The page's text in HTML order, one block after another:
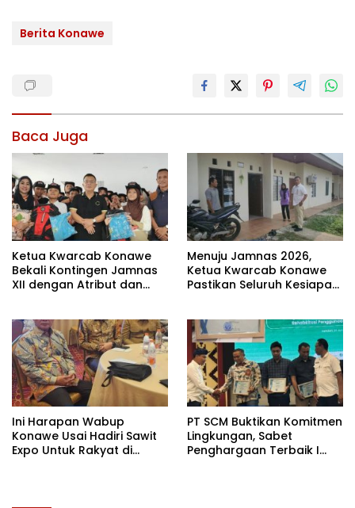
Berita Konawe
Baca Juga
Ketua Kwarcab Konawe
Bekali Kontingen Jamnas
XII dengan Atribut dan
Menuju Jamnas 2026,
Ketua Kwarcab Konawe
Pastikan Seluruh Kesiapan
Ini Harapan Wabup
Konawe Usai Hadiri Sawit
Expo Untuk Rakyat di
PT SCM Buktikan Komitmen
Lingkungan, Sabet
Penghargaan Terbaik I